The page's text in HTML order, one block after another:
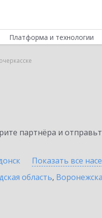
Платформа и технологии
партнёра и
Показать все
область,